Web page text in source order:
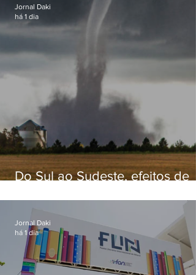
Do Sul ao Sudeste, efeitos de
apreensão na população
Jornal Daki
há 1 dia
Jornal Daki
há 1 dia